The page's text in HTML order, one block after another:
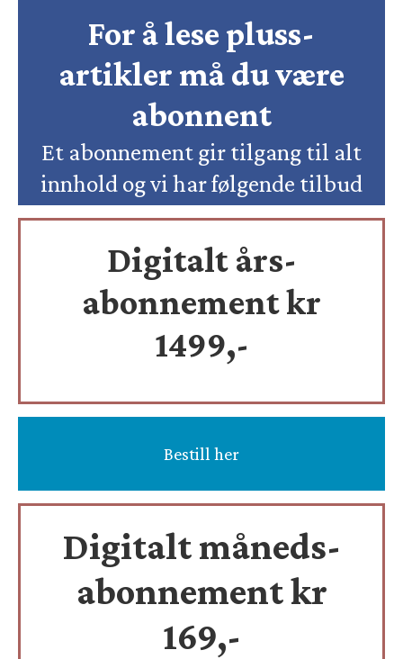
For å lese pluss-
artikler må du være
abonnent
Et abonnement gir tilgang til alt
innhold og vi har følgende tilbud
Digitalt års-
abonnement kr
1499,-
Bestill her
Digitalt måneds-
abonnement kr
169,-